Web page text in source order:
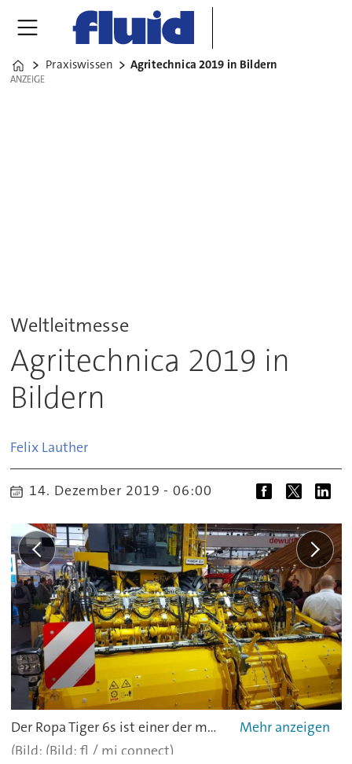
Home
Praxiswissen Agritechnica 2019 in Bildern
ANZEIGE
ANZEIGE
Weltleitmesse
Agritechnica 2019 in
Bildern
Felix Lauther
14. Dezember 2019 - 06:00
Der Ropa Tiger 6s ist einer der modernsten Rübenroder der Welt. -
(Bild: fl / mi connect)